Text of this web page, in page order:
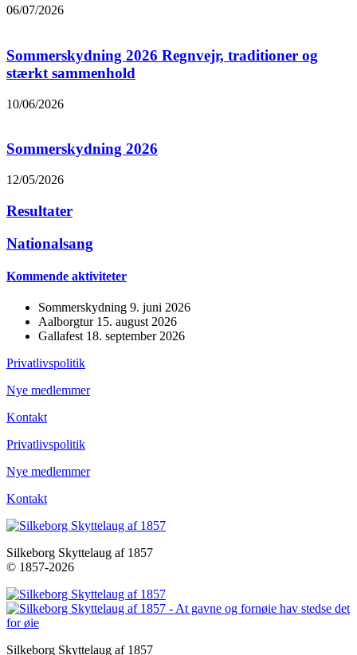
06/07/2026
Sommerskydning 2026 Regnvejr, traditioner og
stærkt sammenhold
10/06/2026
Sommerskydning 2026
12/05/2026
Resultater
Nationalsang
Kommende aktiviteter
Sommerskydning 9. juni 2026
Aalborgtur 15. august 2026
Gallafest 18. september 2026
Privatlivspolitik
Nye medlemmer
Kontakt
Privatlivspolitik
Nye medlemmer
Kontakt
Silkeborg Skyttelaug af 1857
© 1857-2026
Silkeborg Skyttelaug af 1857